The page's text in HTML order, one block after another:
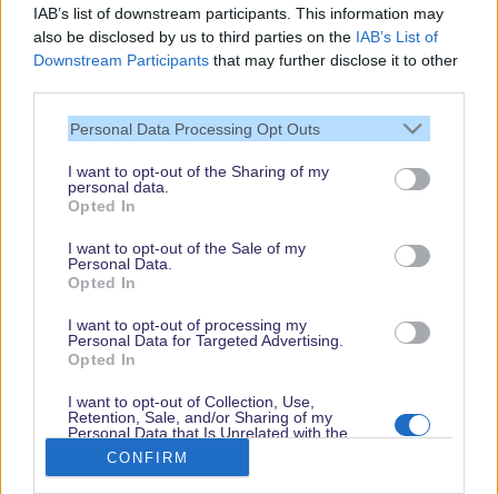
IAB’s list of downstream participants. This information may
also be disclosed by us to third parties on the IAB’s List of
Downstream Participants that may further disclose it to other
Personal Data Processing Opt Outs
I want to opt-out of the Sharing of my
personal data.
Opted In
I want to opt-out of the Sale of my
Personal Data.
Opted In
I want to opt-out of processing my
Personal Data for Targeted Advertising.
Opted In
I want to opt-out of Collection, Use,
Retention, Sale, and/or Sharing of my
Personal Data that Is Unrelated with the
Purposes for which it was collected.
Opted Out
CONFIRM
Vielen Dank,
dass Du unsere
Seite liest.
Schau regelmäßig
© dein-dlrp | Einige Elemente ©Disney. dein-dlrp ist ein Reiseführer für
Disneyland Paris & Walt Disney World und ist unabhängig von "The Walt
Disney Company", "EuroDisney S.C.A." oder deren Tochter- sowie
Partnerunternehmen.
Impressum|Datenschutzerklärung